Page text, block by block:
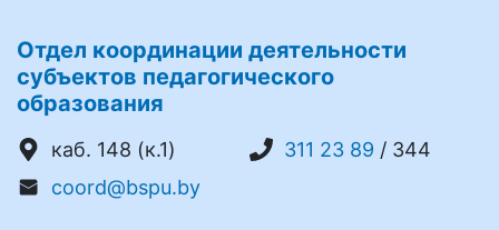
Отдел координации деятельности
субъектов педагогического
образования
каб. 148 (к.1) 311 23 89 / 344
coord@bspu.by